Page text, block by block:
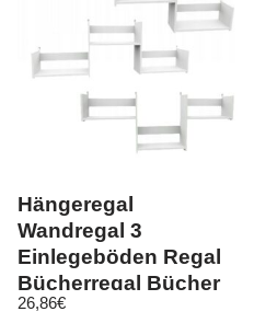
Hängeregal
Wandregal 3
Einlegeböden Regal
Bücherregal Bücher
Deko Lounge weiß
26,86€